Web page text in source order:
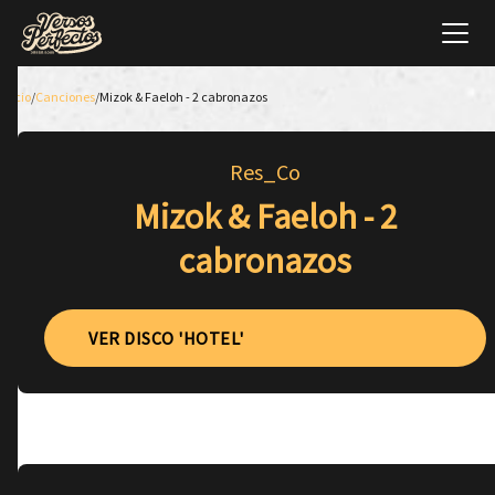
Inicio/Canciones/Mizok & Faeloh - 2 cabronazos
Res_Co
Mizok & Faeloh - 2
cabronazos
VER DISCO 'HOTEL'